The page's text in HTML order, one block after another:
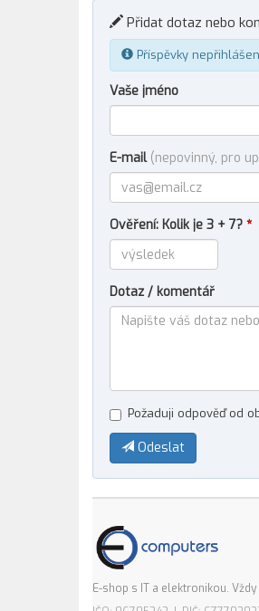
Přidat dotaz nebo
Příspěvky
Vaše jméno
E-mail (nepovinný, pro
Ověření: Kolik je 3 + 7? *
Dotaz / komentář
Požaduji odpověď od
Odeslat
E-shop s IT a elektronikou.